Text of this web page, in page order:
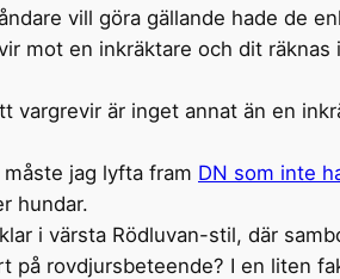
vill göra gällande hade de
mot en inkräktare och dit räknas
är inget annat än en
jag lyfta fram DN som inte
hundar.
i värsta Rödluvan-stil, där
på rovdjursbeteende? I en liten